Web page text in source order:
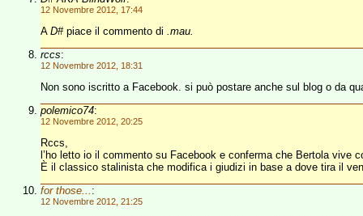
12 Novembre 2012, 17:44
A D#piace il commento di .mau.
rccs:
12 Novembre 2012, 18:31
Non sono iscritto a Facebook. si può postare anche sul blog o da
polemico74:
12 Novembre 2012, 20:25
Rccs,
l’ho letto io il commento su Facebook e conferma che Bertola vive
È il classico stalinista che modifica i giudizi in base a dove tira il
for those... :
12 Novembre 2012, 21:25